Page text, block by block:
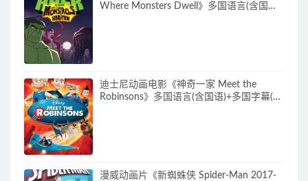
Where Monsters Dwell》多国语言(含国
迪士尼动画电影《神奇一家 Meet the
Robinsons》多国语言(含国语)+多国字幕(含
漫威动画片《新蜘蛛侠 Spider-Man 2017-